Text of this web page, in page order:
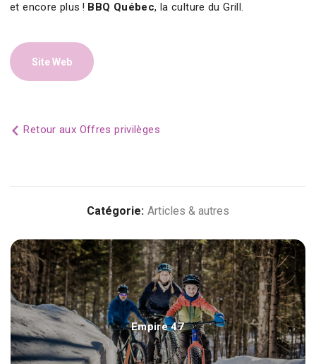
et encore plus ! BBQ Québec, la culture du Grill.
Site Web
Retour aux Offres privilèges
Catégorie: Articles & autres
Empire 47